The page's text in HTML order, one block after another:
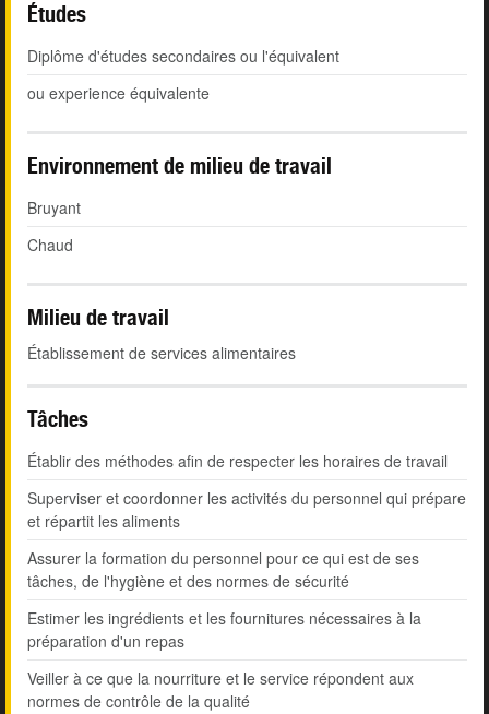
Études
Diplôme d'études secondaires ou l'équivalent
ou experience équivalente
Environnement de milieu de travail
Bruyant
Chaud
Milieu de travail
Établissement de services alimentaires
Tâches
Établir des méthodes afin de respecter les horaires de travail
Superviser et coordonner les activités du personnel qui prépare
et répartit les aliments
Assurer la formation du personnel pour ce qui est de ses
tâches, de l'hygiène et des normes de sécurité
Estimer les ingrédients et les fournitures nécessaires à la
préparation d'un repas
Veiller à ce que la nourriture et le service répondent aux
normes de contrôle de la qualité